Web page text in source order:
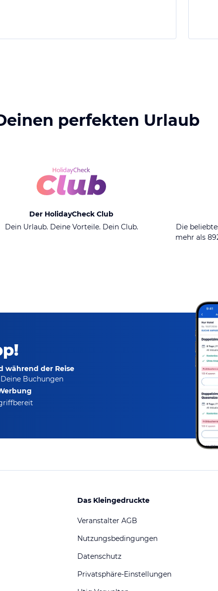
perfekten Urlaub
Der HolidayCheck Club
Dein Urlaub. Deine Vorteile. Dein Club.
Die
mehr als
während der Reise
Buchungen
Das Kleingedruckte
Veranstalter AGB
Nutzungsbedingungen
Datenschutz
Privatsphäre-Einstellungen